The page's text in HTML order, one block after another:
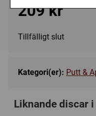
209 kr
Tillfälligt slut
Kategori(er): Putt &
Liknande discar